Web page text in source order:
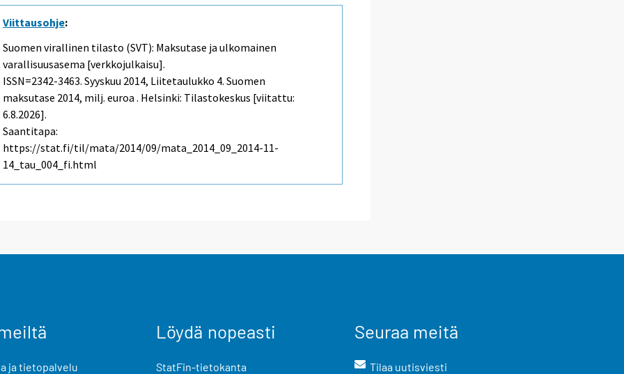
Viittausohje:
Suomen virallinen tilasto (SVT): Maksutase ja ulkomainen
varallisuusasema [verkkojulkaisu].
ISSN=2342-3463.Syyskuu 2014, Liitetaulukko 4. Suomen
maksutase 2014, milj. euroa . Helsinki: Tilastokeskus [viitattu:
6.8.2026].
Saantitapa:
https://stat.fi/til/mata/2014/09/mata_2014_09_2014-11-
14_tau_004_fi.html
ja tietopalvelu
Löydä nopeasti
StatFin-tietokanta
Seuraa meitä
Tilaa uutisviesti